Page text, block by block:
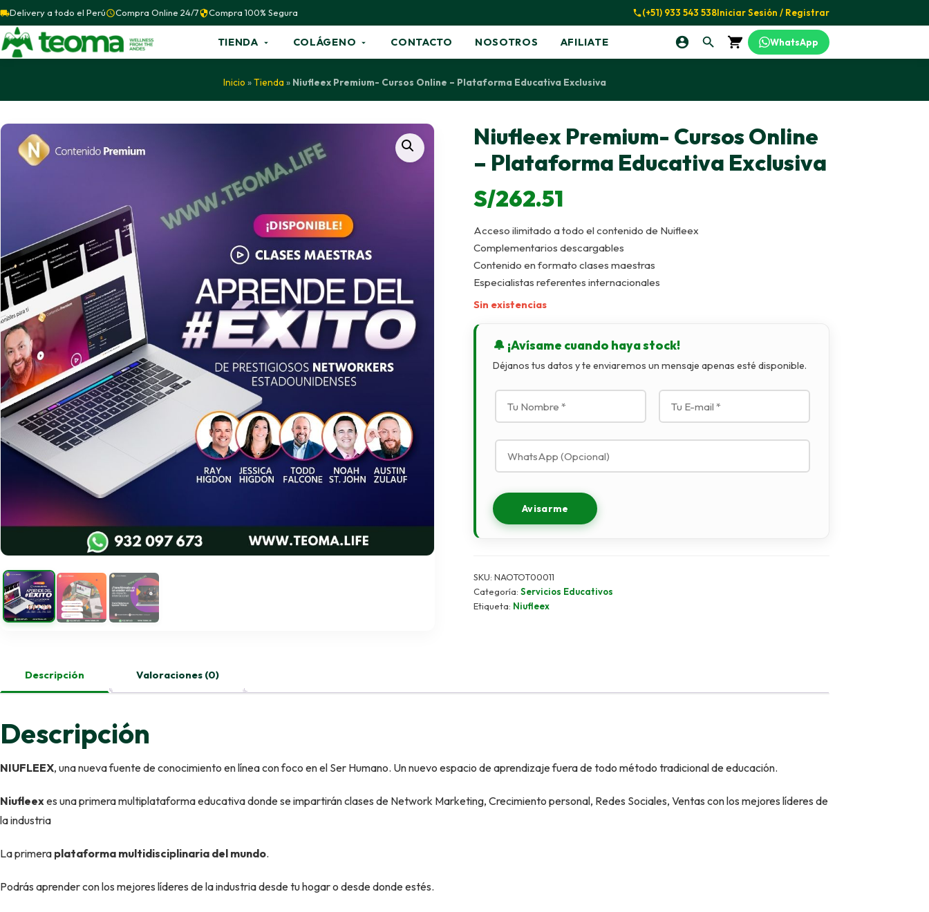
Delivery a todo el Perú Compra Online 24/7 Compra 100% Segura (+51) 933 543 538Iniciar Sesión / Registrar
TIENDA COLÁGENO CONTACTO NOSOTROS AFILIATE WhatsApp
Inicio »Tienda » Niufleex Premium- Cursos Online – Plataforma Educativa Exclusiva
Niufleex Premium- Cursos Online
– Plataforma Educativa Exclusiva
S/262.51
Acceso ilimitado a todo el contenido de Nuifleex
Complementarios descargables
Contenido en formato clases maestras
Especialistas referentes internacionales
Sin existencias
🔔 ¡Avísame cuando haya stock!
Déjanos tus datos y te enviaremos un mensaje apenas esté disponible.
Avisarme
SKU:NAOTOT00011
Categoría:Servicios Educativos
Etiqueta: Niufleex
Descripción Valoraciones (0)
Descripción
NIUFLEEX, una nueva fuente de conocimiento en línea con foco en el Ser Humano. Un nuevo espacio de aprendizaje fuera de todo método tradicional de educación.
Niufleexes una primera multiplataforma educativa donde se impartirán clases de Network Marketing, Crecimiento personal, Redes Sociales, Ventas con los mejores líderes de
la industria
La primera plataforma multidisciplinaria del mundo.
Podrás aprender con los mejores líderes de la industria desde tu hogar o desde donde estés.